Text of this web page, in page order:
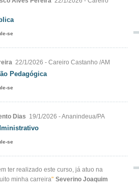
se
22/1/2026 - Careiro Castanho /AM
Pedagógica
se
Dias 19/1/2026 - Ananindeua/PA
se
ter realizado este curso, já atuo na
minha carreira" Severino Joaquim